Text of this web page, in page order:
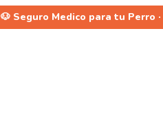
🐶 Seguro Medico para tu Perro ·